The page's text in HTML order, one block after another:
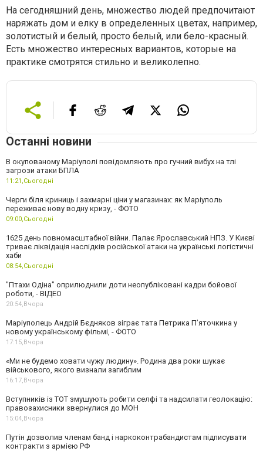
На сегодняшний день, множество людей предпочитают
наряжать дом и елку в определенных цветах, например,
золотистый и белый, просто белый, или бело-красный.
Есть множество интересных вариантов, которые на
практике смотрятся стильно и великолепно.
Останні новини
В окупованому Маріуполі повідомляють про гучний вибух на тлі
загрози атаки БПЛА
11:21,Сьогодні
Черги біля криниць і захмарні ціни у магазинах: як Маріуполь
переживає нову водну кризу, - ФОТО
09:00,Сьогодні
1625 день повномасштабної війни. Палає Ярославський НПЗ. У Києві
триває ліквідація наслідків російської атаки на українські логістичні
хаби
08:54,Сьогодні
"Птахи Одіна" оприлюднили доти неопубліковані кадри бойової
роботи, - ВІДЕО
20:54,Вчора
Маріуполець Андрій Бєдняков зіграє тата Петрика П’яточкина у
новому українському фільмі, - ФОТО
17:15,Вчора
«Ми не будемо ховати чужу людину». Родина два роки шукає
військового, якого визнали загиблим
16:17,Вчора
Вступників із ТОТ змушують робити селфі та надсилати геолокацію:
правозахисники звернулися до МОН
15:04,Вчора
Путін дозволив членам банд і наркоконтрабандистам підписувати
контракти з армією РФ